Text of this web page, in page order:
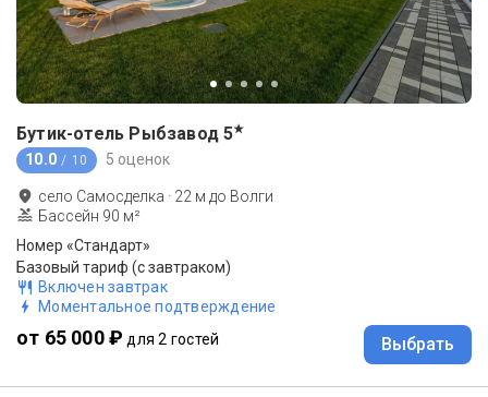
Бутик-отель Рыбзавод 5★
10.0 / 10 5 оценок
село Самосделка · 22 м до Волги
Бассейн 90 м²
Номер «Стандарт»
Базовый тариф (с завтраком)
Включен завтрак
Моментальное подтверждение
от 65 000 ₽ для 2 гостей Выбрать